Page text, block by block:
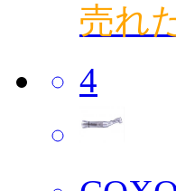
売れ
4